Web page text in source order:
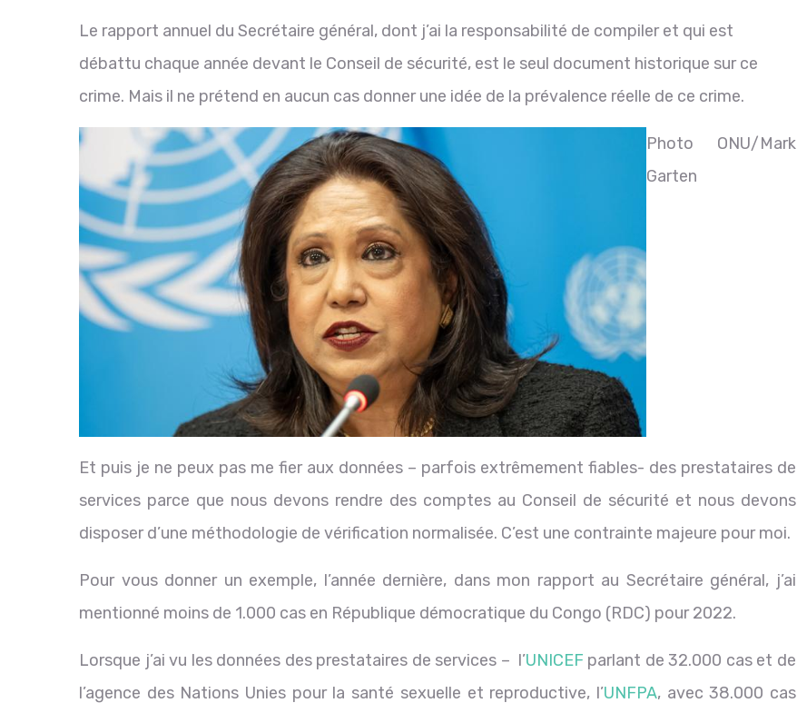
Le rapport annuel du Secrétaire général, dont j’ai la responsabilité de compiler et qui est
débattu chaque année devant le Conseil de sécurité, est le seul document historique sur ce
crime. Mais il ne prétend en aucun cas donner une idée de la prévalence réelle de ce crime.
Photo ONU/Mark
Garten
Et puis je ne peux pas me fier aux données – parfois extrêmement fiables- des prestataires de
services parce que nous devons rendre des comptes au Conseil de sécurité et nous devons
disposer d’une méthodologie de vérification normalisée. C’est une contrainte majeure pour moi.
Pour vous donner un exemple, l’année dernière, dans mon rapport au Secrétaire général, j’ai
mentionné moins de 1.000 cas en République démocratique du Congo (RDC) pour 2022.
Lorsque j’ai vu les données des prestataires de services – l’UNICEF parlant de 32.000 cas et de
l’agence des Nations Unies pour la santé sexuelle et reproductive, l’UNFPA, avec 38.000 cas